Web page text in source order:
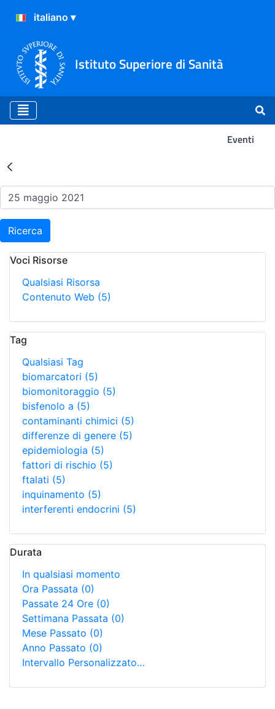
Istituto Superiore di Sanità
Eventi
Risultati della Ricerca -
Ricerca
Voci Risorse
Qualsiasi Risorsa
Contenuto Web (5)
Tag
Qualsiasi Tag
biomarcatori (5)
biomonitoraggio (5)
bisfenolo a (5)
contaminanti chimici (5)
differenze di genere (5)
epidemiologia (5)
fattori di rischio (5)
ftalati (5)
inquinamento (5)
interferenti endocrini (5)
Durata
In qualsiasi momento
Ora Passata (0)
Passate 24 Ore (0)
Settimana Passata (0)
Mese Passato (0)
Anno Passato (0)
Intervallo Personalizzato…